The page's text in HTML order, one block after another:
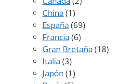
China (1)
España (69)
Francia (6)
Gran Bretaña (18)
Italia (3)
Japón (1)